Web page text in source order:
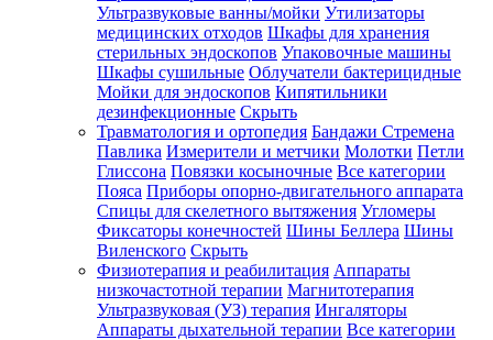
Ультразвуковые ванны/мойки Утилизаторы
медицинских отходов Шкафы для хранения
стерильных эндоскопов Упаковочные машины
Шкафы сушильные Облучатели бактерицидные
Мойки для эндоскопов Кипятильники
дезинфекционные Скрыть
Травматология и ортопедия Бандажи Стремена
Павлика Измерители и метчики Молотки Петли
Глиссона Повязки косыночные Все категории
Пояса Приборы опорно-двигательного аппарата
Спицы для скелетного вытяжения Угломеры
Фиксаторы конечностей Шины Беллера Шины
Виленского Скрыть
Физиотерапия и реабилитация Аппараты
низкочастотной терапии Магнитотерапия
Ультразвуковая (УЗ) терапия Ингаляторы
Аппараты дыхательной терапии Все категории